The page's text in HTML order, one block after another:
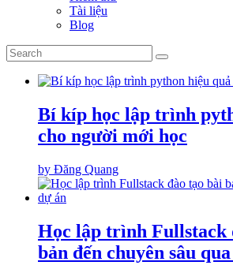
Tài liệu
Blog
Bí kíp học lập trình
cho người mới học
by Đăng Quang
Học lập trình Fullstack
bản đến chuyên sâu